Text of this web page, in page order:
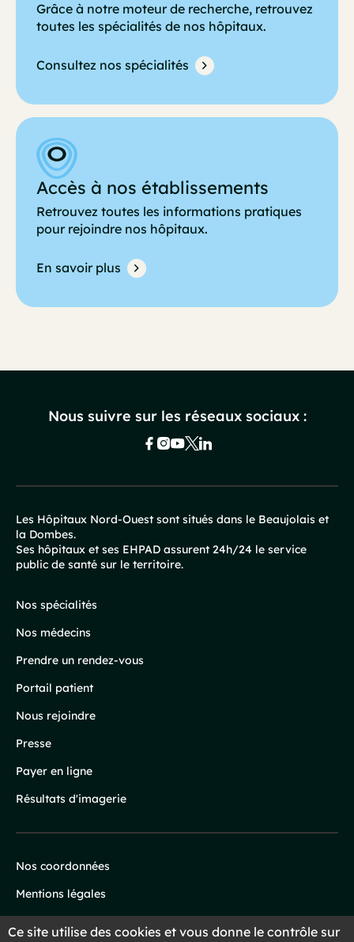
Grâce à notre moteur de recherche, retrouvez
toutes les spécialités de nos hôpitaux.
Consultez nos spécialités
Accès à nos établissements
Retrouvez toutes les informations pratiques
pour rejoindre nos hôpitaux.
En savoir plus
Nous suivre sur les réseaux sociaux :
Pied
de
page
Les Hôpitaux Nord-Ouest sont situés dans le Beaujolais et
la Dombes.
Ses hôpitaux et ses EHPAD assurent 24h/24 le service
public de santé sur le territoire.
Nos spécialités
Nos médecins
Prendre un rendez-vous
Portail patient
Nous rejoindre
Presse
Payer en ligne
Résultats d'imagerie
Infos
légales
Nos coordonnées
Mentions légales
Ce site utilise des cookies et vous donne le contrôle sur